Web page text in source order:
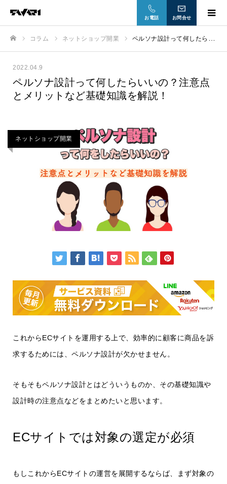
お電話 お問合せ
コラム ネットショップ開業 ペルソナ設計って何したらいいの？注意点とメリットなど基礎知識を解説！
2022.04.9
ペルソナ設計って何したらいいの？注意点
とメリットなど基礎知識を解説！
ネットショップ開業
これからECサイトを運用する上で、効率的に顧客に商品を訴
求するためには、ペルソナ設計が欠かせません。
そもそもペルソナ設計とはどういうものか、その基礎知識や
設計時の注意点などをまとめたいと思います。
ECサイトでは対象の選定が必須
もしこれからECサイトの運営を展開するならば、まず対象の